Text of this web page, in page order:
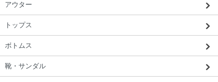
アウター
トップス
ボトムス
靴・サンダル